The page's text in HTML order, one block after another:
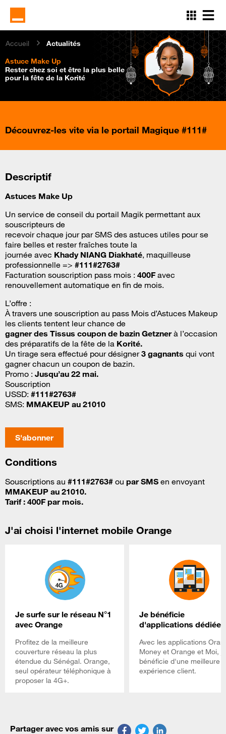
Aller
contenu
Accueil
Actualités
Astuce Make Up
Rester chez soi et être la plus belle
pour la fête de la Korité
Découvrez-les vite via le portail Magique #111#
Descriptif
Astuces Make Up
Un service de conseil du portail Magik permettant aux
souscripteurs de
recevoir chaque jour par SMS des astuces utiles pour se
faire belles et rester fraîches toute la
journée avec Khady NIANG Diakhaté, maquilleuse
professionnelle => #111#2763#
Facturation souscription pass mois : 400Favec
renouvellement automatique en fin de mois.
L’offre :
À travers une souscription au pass Mois d’Astuces Makeup
les clients tentent leur chance de
gagner des Tissus coupon de bazin Getznerà l’occasion
des préparatifs de la fête de la Korité.
Un tirage sera effectué pour désigner3 gagnants qui vont
gagner chacun un coupon de bazin.
Promo : Jusqu’au 22 mai.
Souscription
USSD: #111#2763#
SMS: MMAKEUP au 21010
S'abonner
Conditions
Souscriptions au #111#2763# ou par SMS en envoyant
MMAKEUP au 21010.
Tarif : 400F par mois.
J'ai choisi l'internet mobile Orange
Je surfe sur le réseau N°1
avec Orange
Profitez de la meilleure
couverture réseau la plus
étendue du Sénégal. Orange,
seul opérateur téléphonique à
proposer la 4G+.
Je bénéficie
d'applications dédiées
Avec les applications
Money et Orange et Moi, je
bénéficie d'une meilleure
expérience client.
Partager avec vos amis sur